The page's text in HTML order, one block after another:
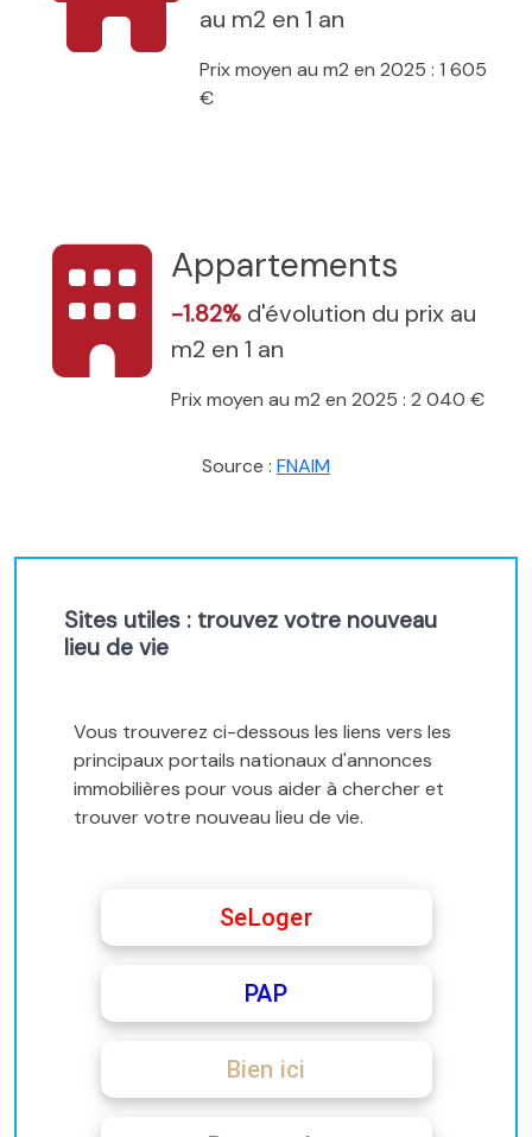
au m2 en 1 an
Prix moyen au m2 en 2025 : 1 605
€
Appartements
-1.82% d'évolution du prix au
m2 en 1 an
Prix moyen au m2 en 2025 : 2 040 €
Source : FNAIM
Sites utiles : trouvez votre nouveau
lieu de vie
Vous trouverez ci-dessous les liens vers les
principaux portails nationaux d'annonces
immobilières pour vous aider à chercher et
trouver votre nouveau lieu de vie.
SeLoger
PAP
Bien ici